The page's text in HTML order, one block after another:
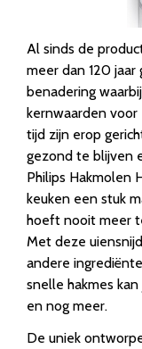
Al sinds de
meer dan 120
benadering
kernwaarden
tijd zijn erop
gezond te blijven
Philips Hakmolen
keuken een stuk
hoeft nooit meer
Met deze
andere
snelle hakmes
en nog meer.
De uniek